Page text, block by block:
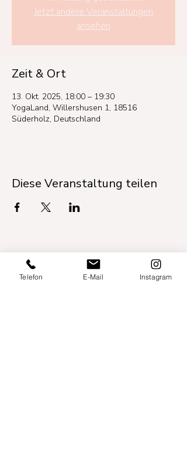
Jetzt andere Veranstaltungen
ansehen
Zeit & Ort
13. Okt. 2025, 18:00 – 19:30
YogaLand, Willershusen 1, 18516
Süderholz, Deutschland
Diese Veranstaltung teilen
Telefon E-Mail Instagram